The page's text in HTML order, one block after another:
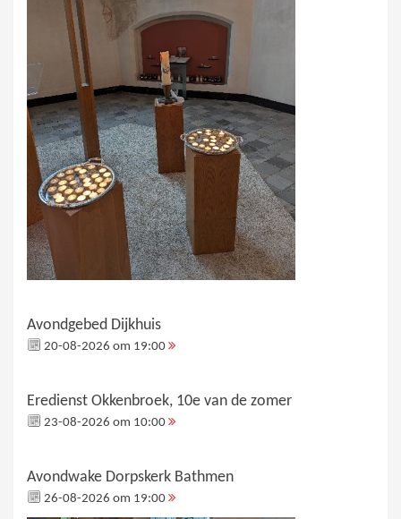
Avondgebed Dijkhuis
20-08-2026 om 19:00
Eredienst Okkenbroek, 10e van de zomer
23-08-2026 om 10:00
Avondwake Dorpskerk Bathmen
26-08-2026 om 19:00